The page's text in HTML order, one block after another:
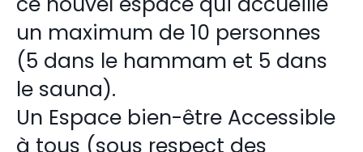
un maximum de 10 personnes
(5 dans le hammam et 5 dans
le sauna).
Un Espace bien-être Accessible
à tous (sous respect des